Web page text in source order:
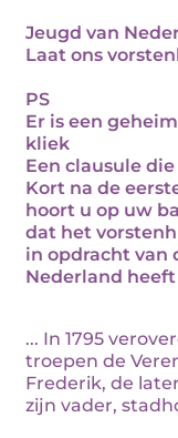
Jeugd van
Laat ons
PS
Er is een
kliek
Een clausule
Kort na de
hoort u op uw
dat het
in opdracht van
Nederland
... In 1795
troepen de
Frederik, de
zijn vader,